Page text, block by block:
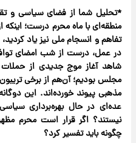
*تحلیل شما از فضای سیاسی و
منطقه‌ای با ماه محرم درست؛
تفاهم و انسجام ملی نیز یاد
در عمل، درست از شب امضای
شاهد آغاز موج جدیدی از
مجلس بودیم؛ آن‌هم از برخی
مذهبی پیوند خورده‌اند. ‌این
عده‌ای در حال بهره‌برداری
نیستند؟ اگر قرار است محرم
چگونه باید تفسیر کرد؟